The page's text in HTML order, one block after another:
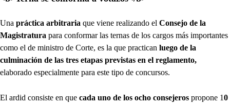
Una práctica arbitraria que viene realizando el Consejo de la
Magistratura para conformar las ternas de los cargos más importantes
como el de ministro de Corte, es la que practican luego de la
culminación de las tres etapas previstas en el reglamento,
elaborado especialmente para este tipo de concursos.
El ardid consiste en que cada uno de los ocho consejeros propone 10